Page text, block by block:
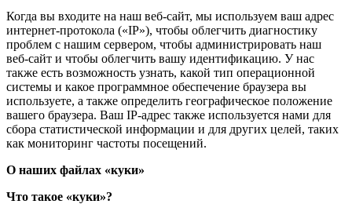
Когда вы входите на наш веб-сайт, мы используем ваш адрес
интернет-протокола («IP»), чтобы облегчить диагностику
проблем с нашим сервером, чтобы администрировать наш
веб-сайт и чтобы облегчить вашу идентификацию. У нас
также есть возможность узнать, какой тип операционной
системы и какое программное обеспечение браузера вы
используете, а также определить географическое положение
вашего браузера. Ваш IP-адрес также используется нами для
сбора статистической информации и для других целей, таких
как мониторинг частоты посещений.
О наших файлах «куки»
Что такое «куки»?